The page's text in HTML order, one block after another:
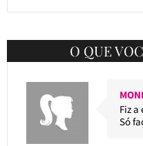
O QUE
Fiz a
Só